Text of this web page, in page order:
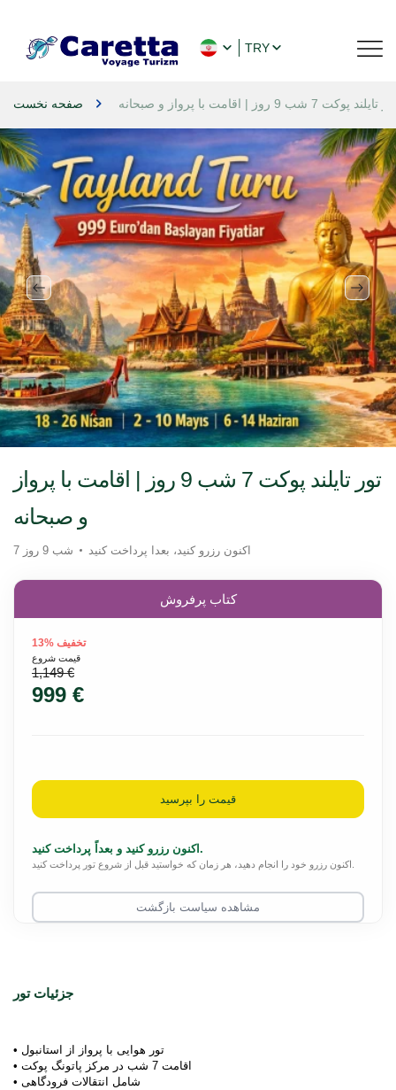
TRY
صفحه نخست تایلند پوکت 7 شب 9 روز | اقامت با پرواز و صبحانه
جزئیات تور
• تور هوایی با پرواز از استانبول
• اقامت 7 شب در مرکز پاتونگ پوکت
• شامل انتقالات فرودگاهی
تور تایلند پوکت 7 شب 9 روز | اقامت با پرواز
و صبحانه
7 شب 9 روز اکنون رزرو کنید، بعدا پرداخت کنید
کتاب پرفروش
تخفیف %13
قیمت شروع
1,149 €
999 €
قیمت را بپرسید
اکنون رزرو کنید و بعداً پرداخت کنید.
مشاهده سیاست بازگشت